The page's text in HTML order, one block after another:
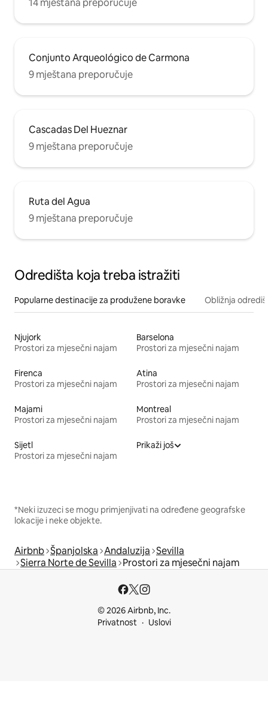
14 mještana preporučuje
Conjunto Arqueológico de Carmona
9 mještana preporučuje
Cascadas Del Hueznar
9 mještana preporučuje
Ruta del Agua
9 mještana preporučuje
Odredišta koja treba istražiti
Popularne destinacije za produžene boravke Obližnja
Njujork
Prostori za mjesečni najam
Barselona
Prostori za mjesečni najam
Firenca
Prostori za mjesečni najam
Atina
Prostori za mjesečni najam
Majami
Prostori za mjesečni najam
Montreal
Prostori za mjesečni najam
Sijetl
Prostori za mjesečni najam
Prikaži još
*Neki izuzeci se mogu primjenjivati na određene geografske
lokacije i neke objekte.
Airbnb Španjolska Andaluzija Sevilla
Sierra Norte de Sevilla Prostori za mjesečni najam
© 2026 Airbnb, Inc.
Privatnost
Uslovi